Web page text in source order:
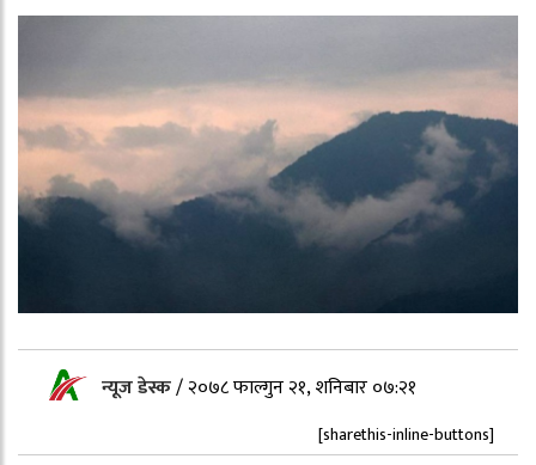
न्यूज डेस्क/२०७८ फाल्गुन २१, शनिबार ०७:२१
[sharethis-inline-buttons]